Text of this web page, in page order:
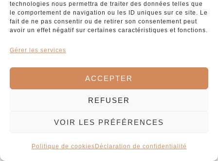
technologies nous permettra de traiter des données telles que
le comportement de navigation ou les ID uniques sur ce site. Le
fait de ne pas consentir ou de retirer son consentement peut
avoir un effet négatif sur certaines caractéristiques et fonctions.
Gérer les services
ACCEPTER
REFUSER
VOIR LES PRÉFÉRENCES
Politique de cookies Déclaration de confidentialité